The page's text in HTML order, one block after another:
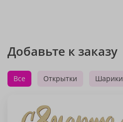
Добавьте к заказу
Все Открытки Шарики